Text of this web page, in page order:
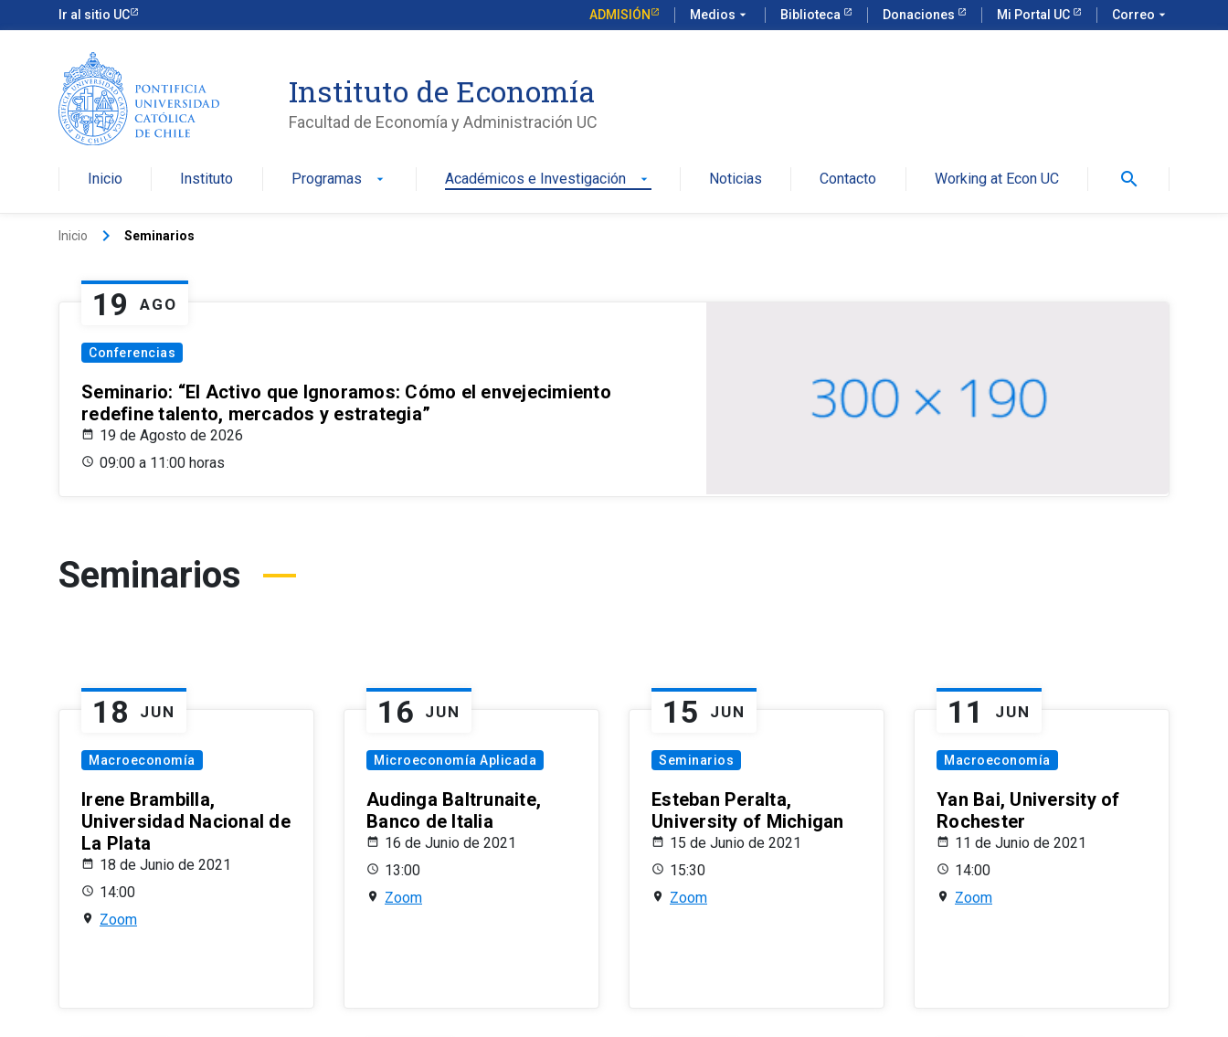
Ir al sitio UC ADMISIÓN Medios arrow_drop_down Biblioteca Donaciones Mi Portal UC Correo arrow_drop_down
Instituto de Economía
Facultad de Economía y Administración UC
Inicio Instituto Programas arrow_drop_down Académicos e Investigación arrow_drop_down Noticias Contacto Working at Econ UC search
Inicio keyboard_arrow_right Seminarios
19 AGO
Conferencias
Seminario: “El Activo que Ignoramos: Cómo el envejecimiento
redefine talento, mercados y estrategia”
19 de Agosto de 2026
09:00 a 11:00 horas
Seminarios
18 JUN
Macroeconomía
Irene Brambilla,
Universidad Nacional de
La Plata
18 de Junio de 2021
14:00
Zoom
16 JUN
Microeconomía Aplicada
Audinga Baltrunaite,
Banco de Italia
16 de Junio de 2021
13:00
Zoom
15 JUN
Seminarios
Esteban Peralta,
University of Michigan
15 de Junio de 2021
15:30
Zoom
11 JUN
Macroeconomía
Yan Bai, University of
Rochester
11 de Junio de 2021
14:00
Zoom